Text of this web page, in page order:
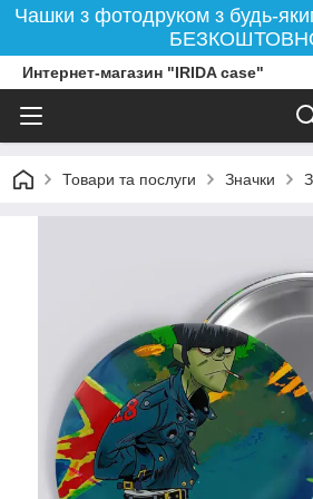
Чашки з фотодруком з будь-
Интернет-магазин "IRIDA case"
Товари та послуги Значки